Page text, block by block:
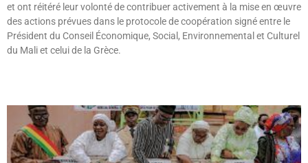
et ont réitéré leur volonté de contribuer activement à la mise en œuvre
des actions prévues dans le protocole de coopération signé entre le
Président du Conseil Économique, Social, Environnemental et Culturel
du Mali et celui de la Grèce.